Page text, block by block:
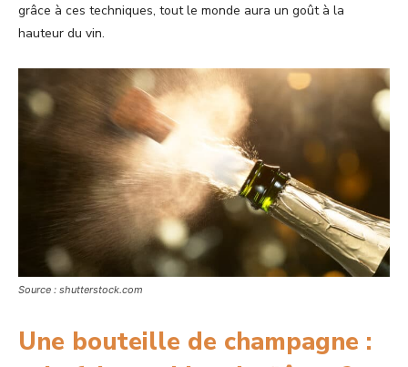
grâce à ces techniques, tout le monde aura un goût à la
hauteur du vin.
Source : shutterstock.com
Une bouteille de champagne :